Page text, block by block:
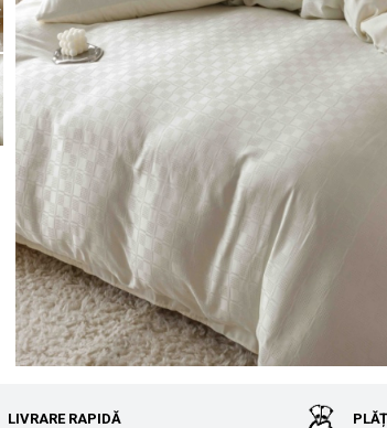
LIVRARE RAPIDĂ